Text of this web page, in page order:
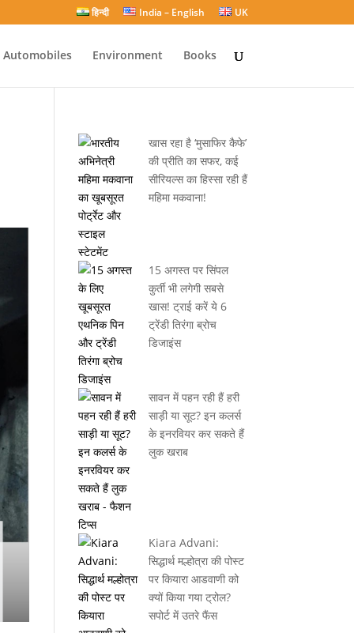
हिन्दी India – English UK
Automobiles Environment Books
खास रहा है ‘मुसाफिर कैफे’
की प्रीति का सफर, कई
सीरियल्स का हिस्सा रही हैं
महिमा मकवाना!
15 अगस्त पर सिंपल
कुर्ती भी लगेगी सबसे
खास! ट्राई करें ये 6
ट्रेंडी तिरंगा ब्रोच
डिजाइंस
सावन में पहन रही हैं हरी
साड़ी या सूट? इन कलर्स
के इनरवियर कर सकते हैं
लुक खराब
Kiara Advani:
सिद्धार्थ मल्होत्रा की पोस्ट
पर कियारा आडवाणी को
क्यों किया गया ट्रोल?
सपोर्ट में उतरे फैंस